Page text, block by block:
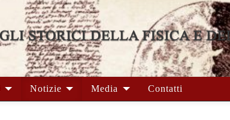
Notizie Media Contatti